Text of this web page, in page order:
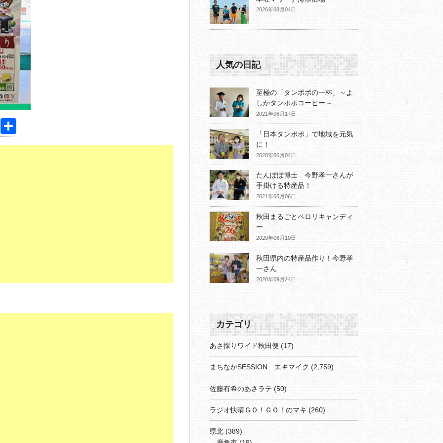
Pi
有
2026年08月04日
人気の日記
至極の「タンポポの一杯」～よ
しかタンポポコーヒー～
2021年06月17日
「日本タンポポ」で地域を元気
に！
2020年06月04日
たんぽぽ博士 今野孝一さんが
手掛ける特産品！
2021年05月06日
秋田まるごとペロリキャンディ
ー
2020年06月10日
秋田県内の特産品作り！今野孝
一さん
2020年09月24日
カテゴリ
あさ採りワイド秋田便 (17)
まちなかSESSION エキマイク (2,759)
佐藤有希のあさラテ (50)
ラジオ快晴ＧＯ！ＧＯ！のマキ (260)
県北 (389)